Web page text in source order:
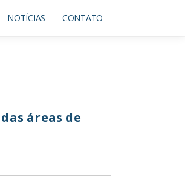
NOTÍCIAS CONTATO
áreas de